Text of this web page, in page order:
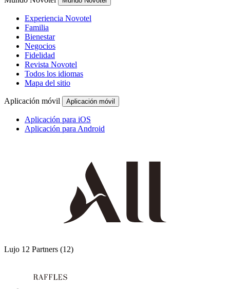
Experiencia Novotel
Familia
Bienestar
Negocios
Fidelidad
Revista Novotel
Todos los idiomas
Mapa del sitio
Aplicación móvil Aplicación móvil
Aplicación para iOS
Aplicación para Android
Lujo 12 Partners (12)